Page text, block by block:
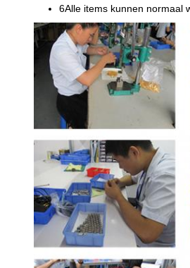
6Alle items kunnen normaal